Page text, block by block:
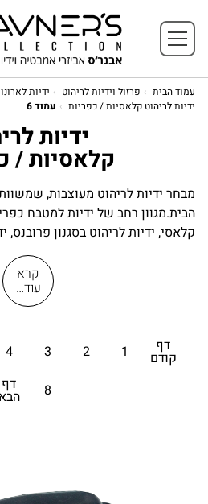
עמוד הבית פרזול וידיות לריהוט
ידיות
ידיות לריהוט קלאסיות / כפריות
עמוד 6
ידיות
קלאסיות /
מבחר ידיות לריהוט מעוצבות,
הבית.מגוון רחב של ידיות למטבח
קלאסי, ידיות לריהוט בסגנון פרובנס,
ידיות מעוצבות לארונות חדרי שינה ,
עיצוב הידיות מוקפד בשילוב בין
עדכני על פי סטנדרט גבוה. אנו
ידיות פליז, ידיות נירוסטה, ידיות
ואלומיניום ועוד. כמו כן, אנו מייצרים
במבחר רחב של מידות וגדלים,
היותן פרקטיות – תפקידן של ידיות
קרא
עוד…
דף
קודם 1
2
3
4
8
דף
הבא